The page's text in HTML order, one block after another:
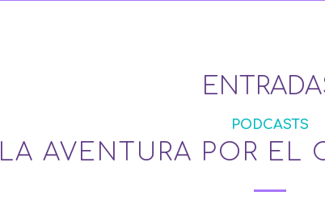
PODCASTS
LA AVENTURA POR EL